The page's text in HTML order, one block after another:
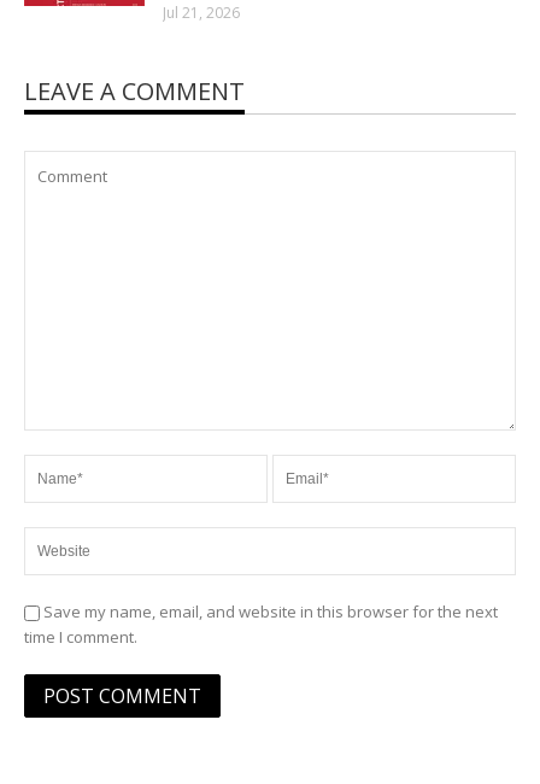
Jul 21, 2026
LEAVE A COMMENT
Save my name, email, and website in this browser for the next
time I comment.